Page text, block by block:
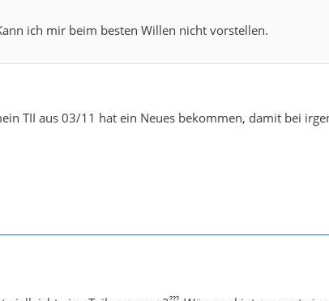
ich mir beim besten Willen nicht vorstellen.
TII aus 03/11 hat ein Neues bekommen, damit bei